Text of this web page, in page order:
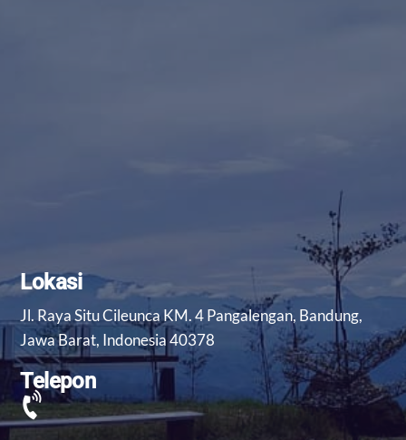
Lokasi
Jl. Raya Situ Cileunca KM. 4 Pangalengan, Bandung,
Jawa Barat, Indonesia 40378
Telepon